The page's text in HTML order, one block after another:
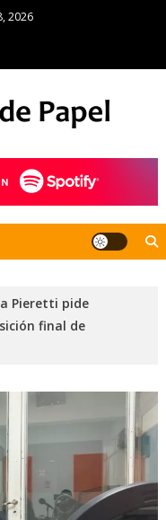
2026
Pieretti pide
final de